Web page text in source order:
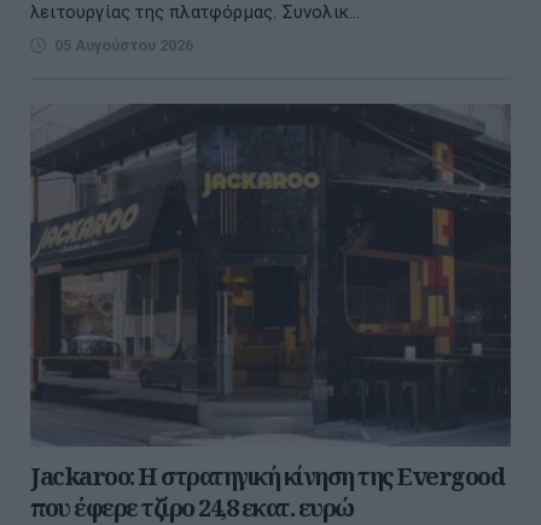
λειτουργίας της πλατφόρμας. Συνολικ...
05 Αυγούστου 2026
Jackaroo: Η στρατηγική κίνηση της Evergood
που έφερε τζίρο 24,8 εκατ. ευρώ